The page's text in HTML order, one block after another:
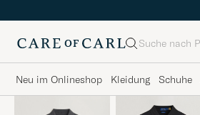
Suche
Neu im Onlineshop Kleidung Schuhe